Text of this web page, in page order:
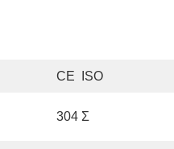
CE  ISO
304 Σ